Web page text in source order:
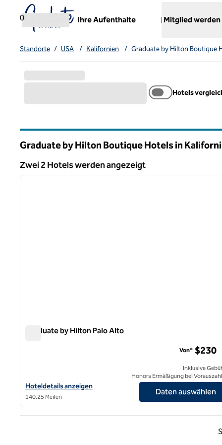
Weiter zum Inhalt
0
Ihre Aufenthalte Mitglied werden
Standorte / USA / Kalifornien / Graduate by Hilton Boutique
Hotels
Graduate by Hilton Boutique Hotels in
Zwei 2 Hotels werden angezeigt
Zwei 2 Hotels werden angezeigt
1 von 12
Graduate by Hilton Palo Alto
Hoteldetails für Graduate by Hilton Palo Alto anzeigen
Hoteldetails anzeigen
140,25 Meilen
Von* $230
Inklusive
Honors Ermäßigung bei
Daten auswählen